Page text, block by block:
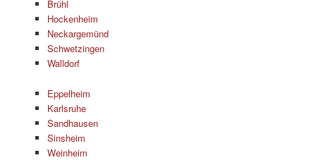
Brühl
Hockenheim
Neckargemünd
Schwetzingen
Walldorf
Eppelheim
Karlsruhe
Sandhausen
Sinsheim
Weinheim